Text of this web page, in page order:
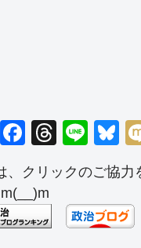
X
F
c
e
b
T
e
a
d
Li
e
Bl
u
e
sk
y
、クリックのご協力